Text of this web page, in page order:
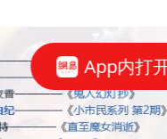
App内打